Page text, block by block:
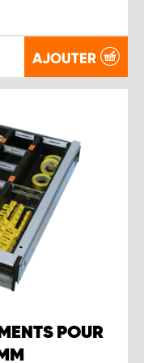
AJOUTER
POUR